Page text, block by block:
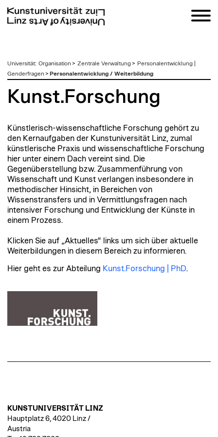
zum
Inhalt
Universität: Organisation > Zentrale Verwaltung> Personalentwicklung |
Genderfragen > Personalentwicklung / Weiterbildung
Kunst.Forschung
Künstlerisch-wissenschaftliche Forschung gehört zu
den Kernaufgaben der Kunstuniversität Linz, zumal
künstlerische Praxis und wissenschaftliche Forschung
hier unter einem Dach vereint sind. Die
Gegenüberstellung bzw. Zusammenführung von
Wissenschaft und Kunst verlangen insbesondere in
methodischer Hinsicht, in Bereichen von
Wissenstransfers und in Vermittlungsfragen nach
intensiver Forschung und Entwicklung der Künste in
einem Prozess.
Klicken Sie auf „Aktuelles“ links um sich über aktuelle
Weiterbildungen in diesem Bereich zu informieren.
Hier geht es zur Abteilung Kunst.Forschung | PhD.
KUNSTUNIVERSITÄT LINZ
Hauptplatz 6, 4020 Linz /
Austria